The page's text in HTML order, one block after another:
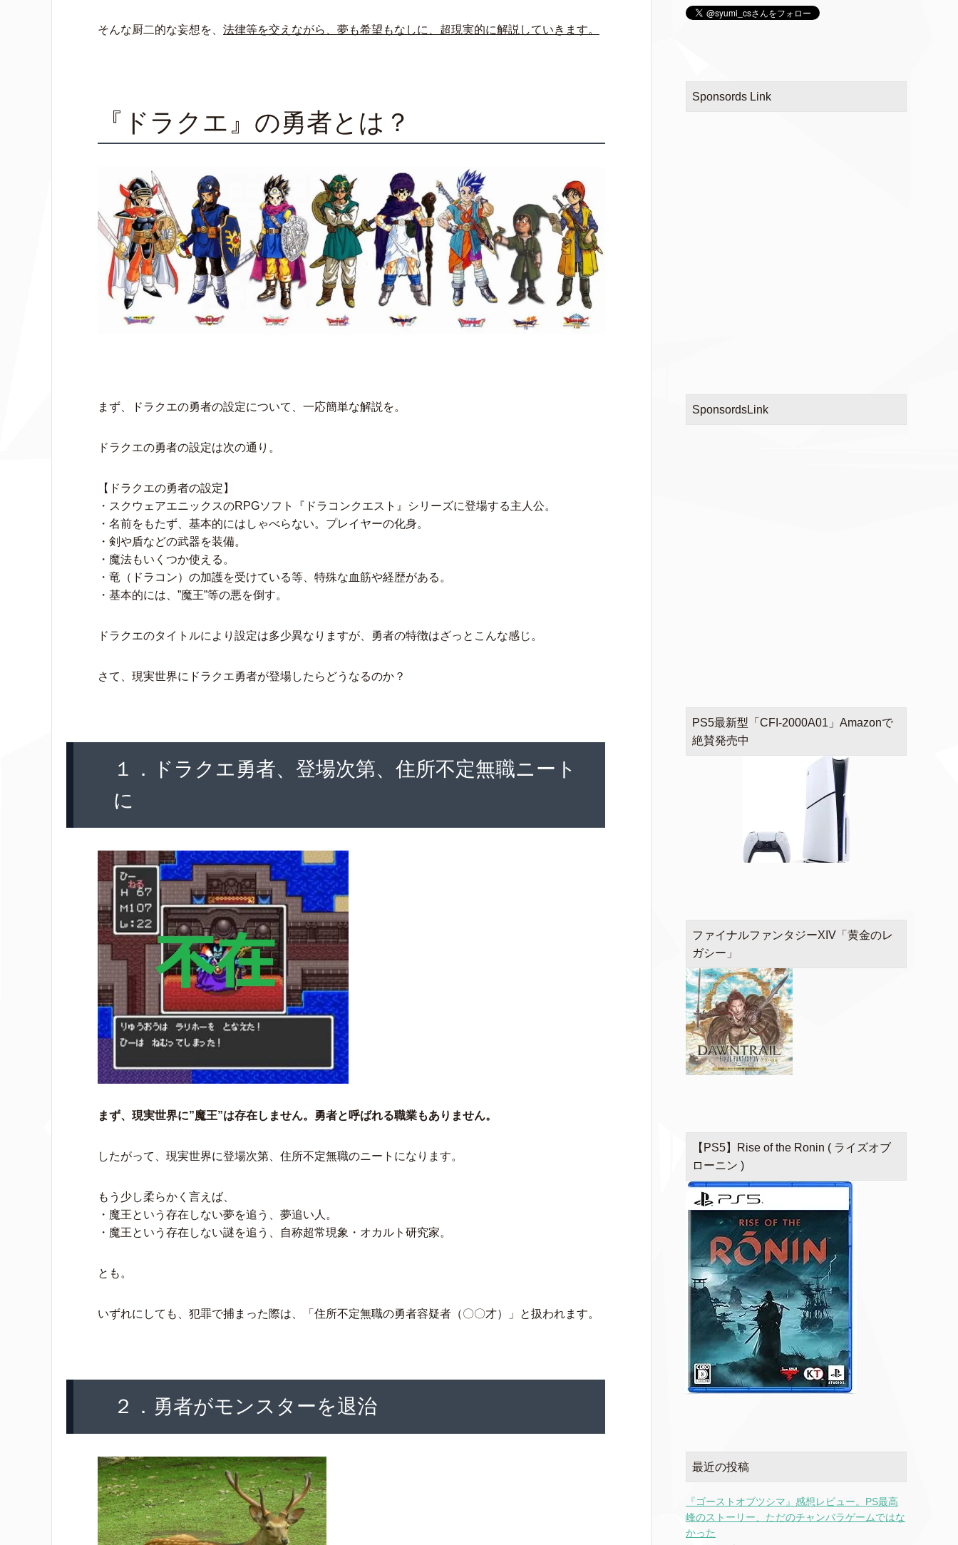
そんな厨二的な妄想を、 法律等を交えながら、夢も希望もなしに、超現実的に解説していきます。
『ドラクエ』の勇者とは？
まず、ドラクエの勇者の設定について、一応簡単な解説を。
ドラクエの勇者の設定は次の通り。
【ドラクエの勇者の設定】
・スクウェアエニックスのRPGソフト『ドラコンクエスト』シリーズに登場する主人公。
・名前をもたず、基本的にはしゃべらない。プレイヤーの化身。
・剣や盾などの武器を装備。
・魔法もいくつか使える。
・竜（ドラコン）の加護を受けている等、特殊な血筋や経歴がある。
・基本的には、”魔王”等の悪を倒す。
ドラクエのタイトルにより設定は多少異なりますが、勇者の特徴はざっとこんな感じ。
さて、現実世界にドラクエ勇者が登場したらどうなるのか？
１．ドラクエ勇者、登場次第、住所不定無職ニート
に
まず、現実世界に”魔王”は存在しません。勇者と呼ばれる職業もありません。
したがって、現実世界に登場次第、住所不定無職のニートになります。
もう少し柔らかく言えば、
・魔王という存在しない夢を追う、夢追い人。
・魔王という存在しない謎を追う、自称超常現象・オカルト研究家。
とも。
いずれにしても、犯罪で捕まった際は、「住所不定無職の勇者容疑者（〇〇才）」と扱われます。
２．勇者がモンスターを退治
Sponsords Link
SponsordsLink
PS5最新型「CFI-2000A01」Amazonで
絶賛発売中
ファイナルファンタジーXIV「黄金のレ
ガシー」
【PS5】Rise of the Ronin ( ライズオブ
ローニン )
最近の投稿
『ゴーストオブツシマ』感想レビュー。PS最高
峰のストーリー、ただのチャンバラゲームではな
かった